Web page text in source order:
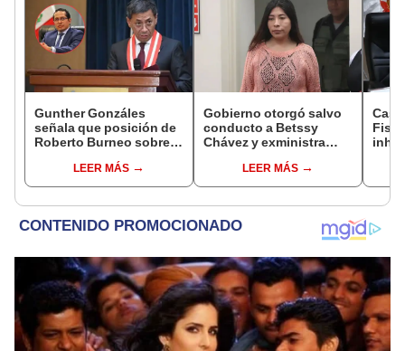
Gunther Gonzáles
señala que posición de
Roberto Burneo sobre
Aliaga no representan al
JNE
LEER MÁS
Gobierno otorgó salvo
conducto a Betssy
Chávez y exministra
madrugadaLEER MÁS